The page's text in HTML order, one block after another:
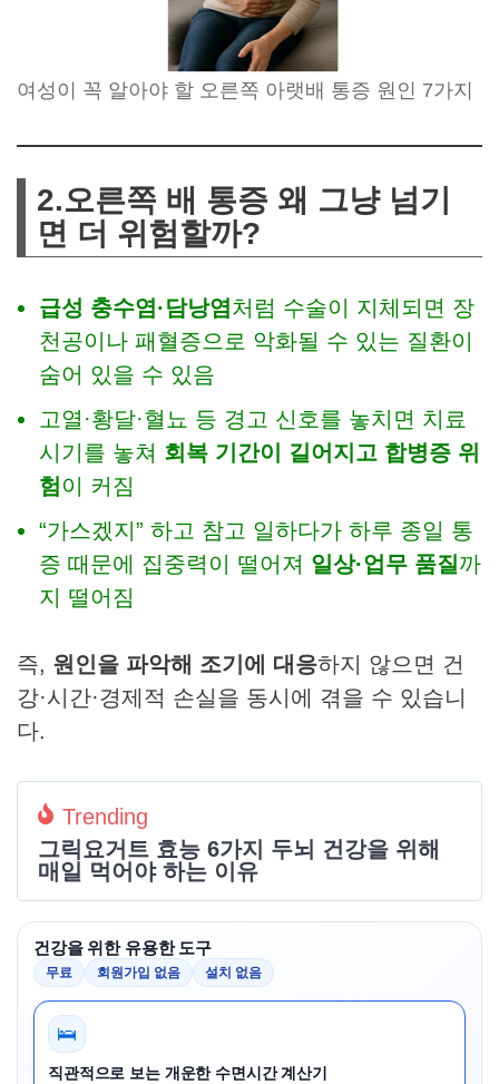
여성이 꼭 알아야 할 오른쪽 아랫배 통증 원인 7가지
2.오른쪽 배 통증 왜 그냥 넘기
면 더 위험할까?
급성 충수염·담낭염처럼 수술이 지체되면 장
천공이나 패혈증으로 악화될 수 있는 질환이
숨어 있을 수 있음​
고열·황달·혈뇨 등 경고 신호를 놓치면 치료
시기를 놓쳐 회복 기간이 길어지고 합병증 위
험이 커짐
“가스겠지” 하고 참고 일하다가 하루 종일 통
증 때문에 집중력이 떨어져 일상·업무 품질 까
지 떨어짐
즉, 원인을 파악해 조기에 대응하지 않으면 건
강·시간·경제적 손실을 동시에 겪을 수 있습니
다.
Trending
그릭요거트 효능 6가지 두뇌 건강을 위해
매일 먹어야 하는 이유
건강을 위한 유용한 도구
무료 회원가입 없음 설치 없음
🛌
직관적으로 보는 개운한 수면시간 계산기